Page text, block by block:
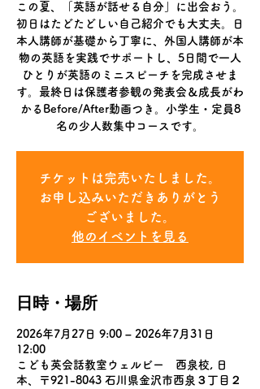
この夏、「英語が話せる自分」に出会おう。
初日はたどたどしい自己紹介でも大丈夫。日
本人講師が基礎から丁寧に、外国人講師が本
物の英語を実践でサポートし、5日間で一人
ひとりが英語のミニスピーチを完成させま
す。最終日は保護者参観の発表会＆成長がわ
かるBefore/After動画つき。小学生・定員8
名の少人数集中コースです。
チケットは完売いたしました。
お申し込みいただきありがとう
ございました。
他のイベントを見る
日時・場所
2026年7月27日 9:00 – 2026年7月31日
12:00
こども英会話教室ウェルビー 西泉校, 日
本、〒921-8043 石川県金沢市西泉３丁目２